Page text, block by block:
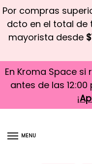
Por compras
dcto en el total de
mayorista desde
En Kroma Space
antes de las
¡
MENU